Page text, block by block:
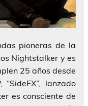
pioneras de la
Nightstalker y es
25 años desde
lanzado
es consciente de